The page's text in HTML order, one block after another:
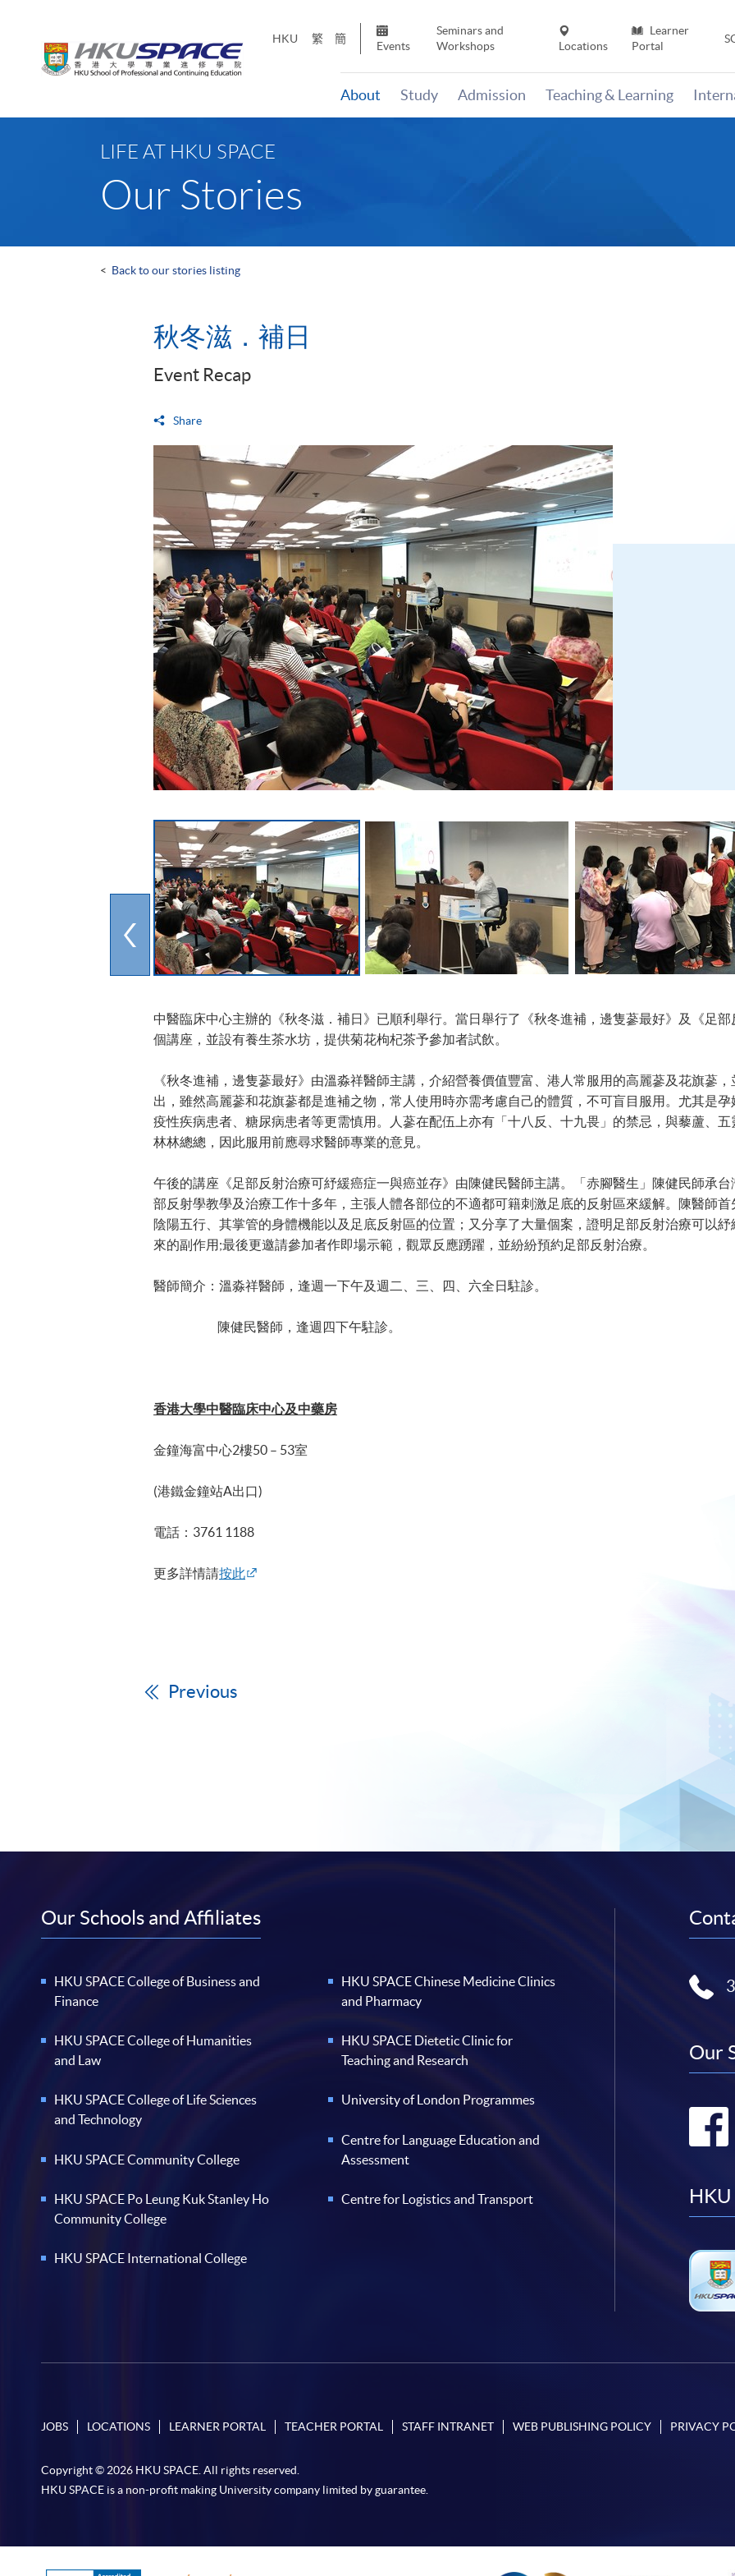
HKU 繁 簡
Events
Seminars and
Workshops
Locations
Learner
Portal
About Study Admission Teaching & Learning
LIFE AT HKU SPACE
Our Stories
< Back to our stories listing
秋冬滋．補日
Event Recap
Share
中醫臨床中心主辦的《秋冬滋．補日》已順利舉行。當日舉行了《秋冬進補，邊隻蔘最好》及《足
個講座，並設有養生茶水坊，提供菊花枸杞茶予參加者試飲。
《秋冬進補，邊隻蔘最好》由溫淼祥醫師主講，介紹營養價值豐富、港人常服用的高麗蔘及花旗蔘
出，雖然高麗蔘和花旗蔘都是進補之物，常人使用時亦需考慮自己的體質，不可盲目服用。尤其是
疫性疾病患者、糖尿病患者等更需慎用。人蔘在配伍上亦有「十八反、十九畏」的禁忌，與藜蘆、
林林總總，因此服用前應尋求醫師專業的意見。
午後的講座《足部反射治療可紓緩癌症一與癌並存》由陳健民醫師主講。「赤腳醫生」陳健民師承
部反射學教學及治療工作十多年，主張人體各部位的不適都可籍刺激足底的反射區來緩解。陳醫師
陰陽五行、其掌管的身體機能以及足底反射區的位置；又分享了大量個案，證明足部反射治療可以
來的副作用;最後更邀請參加者作即場示範，觀眾反應踴躍，並紛紛預約足部反射治療。
醫師簡介：溫淼祥醫師，逢週一下午及週二、三、四、六全日駐診。
陳健民醫師，逢週四下午駐診。
香港大學中醫臨床中心及中藥房
金鐘海富中心2樓50 – 53室
(港鐵金鐘站A出口)
電話：3761 1188
更多詳情請按此
Previous
Our Schools and Affiliates
HKU SPACE College of Business and
Finance
HKU SPACE College of Humanities
and Law
HKU SPACE College of Life Sciences
and Technology
HKU SPACE Community College
HKU SPACE Po Leung Kuk Stanley Ho
Community College
HKU SPACE International College
HKU SPACE Chinese Medicine Clinics
and Pharmacy
HKU SPACE Dietetic Clinic for
Teaching and Research
University of London Programmes
Centre for Language Education and
Assessment
Centre for Logistics and Transport
Our
HKU
JOBS LOCATIONS LEARNER PORTAL TEACHER PORTAL STAFF INTRANET WEB PUBLISHING POLICY PRIVACY
Copyright © 2026 HKU SPACE. All rights reserved.
HKU SPACE is a non-profit making University company limited by guarantee.